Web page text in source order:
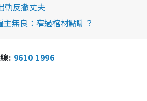
軌反撇丈夫
無良：窄過棺材點瞓？
: 9610 1996